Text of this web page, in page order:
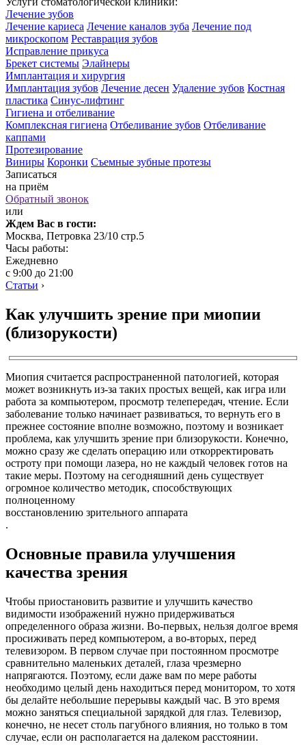
Лечение зубов
Лечение кариеса Лечение каналов зуба Лечение под
микроскопом Реставрация зубов
Исправление прикуса
Брекет системы Элайнеры
Имплантация и хирургия
Имплантация зубов Лечение десен Удаление зубов Костная
пластика Синус-лифтинг
Гигиена и отбеливание
Комплексная гигиена Отбеливание зубов Отбеливание
каппами
Протезирование
Виниры Коронки Съемные зубные протезы
Записаться
на приём
Обратный звонок
или
Ждем Вас в гости:
Москва, Петровка 23/10 стр.5
Часы работы:
Ежедневно
с 9:00 до 21:00
Статьи ›
Как улучшить зрение при миопии
(близорукости)
Миопия считается распространенной патологией, которая
может возникнуть из-за таких простых вещей, как игра или
работа за компьютером, просмотр телепередач, чтение. Если
заболевание только начинает развиваться, то вернуть его в
прежнее состояние вполне возможно, поэтому и возникает
проблема, как улучшить зрение при близорукости. Конечно,
можно сразу же сделать операцию или откорректировать
остроту при помощи лазера, но не каждый человек готов на
такие меры. Поэтому на сегодняшний день существует
огромное количество методик, способствующих
полноценному
восстановлению зрительного аппарата
.
Основные правила улучшения
качества зрения
Чтобы приостановить развитие и улучшить качество
видимости изображений нужно придерживаться
определенного образа жизни. Во-первых, нельзя долгое время
просиживать перед компьютером, а во-вторых, перед
телевизором. В первом случае при постоянном просмотре
сравнительно маленьких деталей, глаза чрезмерно
напрягаются. Поэтому, если даже вам по мере работы
необходимо целый день находиться перед монитором, то хотя
бы делайте небольшие перерывы каждый час. В это время
можно заняться специальной зарядкой для глаз. Телевизор,
конечно, не несет столь пагубного влияния, но только в том
случае, если он располагается на далеком расстоянии.